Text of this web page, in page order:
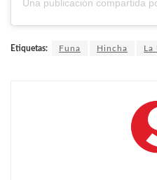
Etiquetas: Funa Hincha La